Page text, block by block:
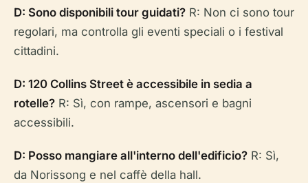
D: Sono disponibili tour guidati? R: Non ci sono tour
regolari, ma controlla gli eventi speciali o i festival
cittadini.
D: 120 Collins Street è accessibile in sedia a
rotelle? R: Sì, con rampe, ascensori e bagni
accessibili.
D: Posso mangiare all'interno dell'edificio? R: Sì,
da Norissong e nel caffè della hall.